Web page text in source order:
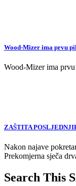
Wood-Mizer ima prvu
Wood-Mizer ima
ZAŠTITA
Nakon najave
Prekomjerna sječa
Search This